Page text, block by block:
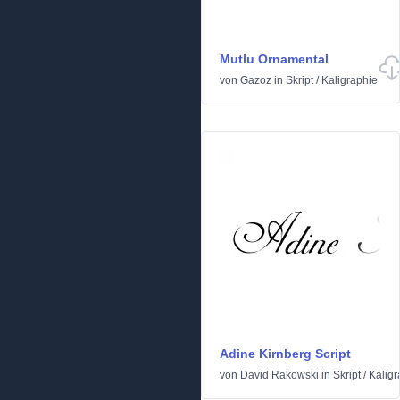
Mutlu Ornamental
von Gazoz in Skript/ Kaligraphie
Adine Kirnberg Script
von David Rakowski in Skript/